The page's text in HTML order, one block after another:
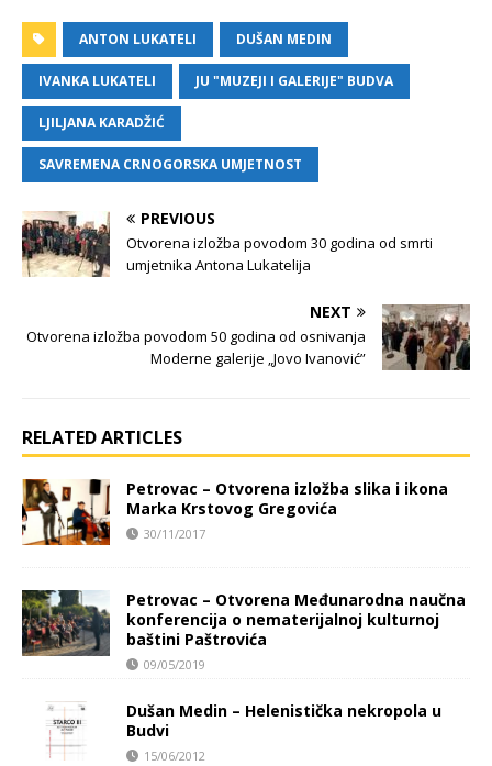
ANTON LUKATELI DUŠAN MEDIN
IVANKA LUKATELI JU "MUZEJI I GALERIJE" BUDVA
LJILJANA KARADŽIĆ
SAVREMENA CRNOGORSKA UMJETNOST
PREVIOUS
Otvorena izložba povodom 30 godina od smrti
umjetnika Antona Lukatelija
NEXT
Otvorena izložba povodom 50 godina od osnivanja
Moderne galerije „Jovo Ivanović”
RELATED ARTICLES
Petrovac – Otvorena izložba slika i ikona
Marka Krstovog Gregovića
30/11/2017
Petrovac – Otvorena Međunarodna naučna
konferencija o nematerijalnoj kulturnoj
baštini Paštrovića
09/05/2019
Dušan Medin – Helenistička nekropola u
Budvi
15/06/2012